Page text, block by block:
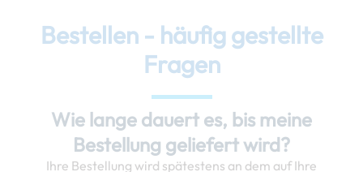
Bestellen - häufig gestellte
Fragen
Wie lange dauert es, bis meine
Bestellung geliefert wird?
Ihre Bestellung wird spätestens an dem auf Ihre